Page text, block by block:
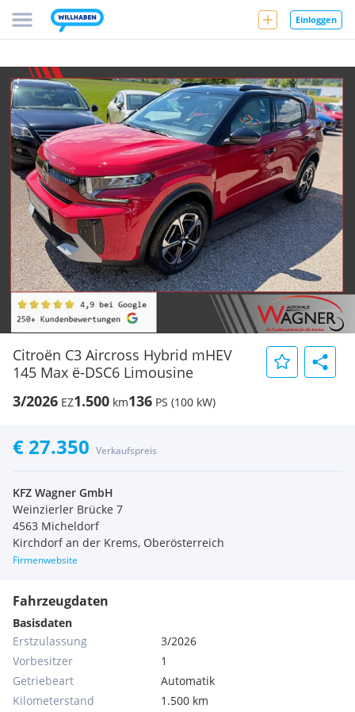
Einloggen
Citroën C3 Aircross Hybrid mHEV
145 Max ë-DSC6 Limousine
3/2026 EZ1.500 km136 PS (100 kW)
€ 27.350 Verkaufspreis
KFZ Wagner GmbH
Weinzierler Brücke 7
4563 Micheldorf
Kirchdorf an der Krems, Oberösterreich
Firmenwebsite
Fahrzeugdaten
Basisdaten
Erstzulassung
3/2026
Vorbesitzer
1
Getriebeart
Automatik
Kilometerstand
1.500 km